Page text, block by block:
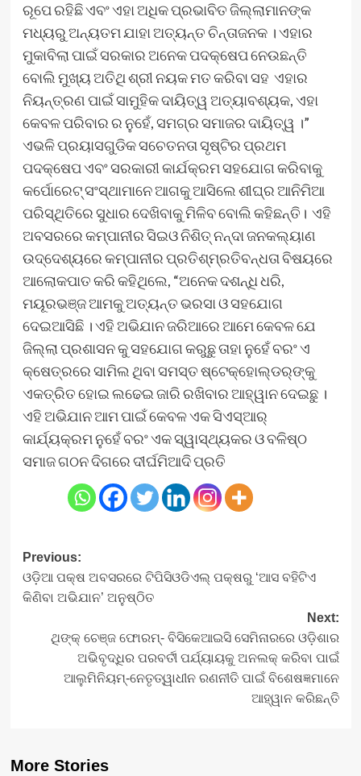
ରୂପେ ରହିଛି ଏବଂ ଏହା ଅଧିକ ପ୍ରଭାବିତ ଜିଲ୍ଲାମାନଙ୍କ
ମଧ୍ୟରୁ ଅନ୍ୟତମ ଯାହା ଅତ୍ୟନ୍ତ ଚିନ୍ତାଜନକ । ଏହାର
ମୁକାବିଲା ପାଇଁ ସରକାର ଅନେକ ପଦକ୍ଷେପ ନେଉଛନ୍ତି
ବୋଲି ମୁଖ୍ୟ ଅତିଥି ଶ୍ରୀ ନୟକ ମତ କରିବା ସହ ଏହାର
ନିୟନ୍ତ୍ରଣ ପାଇଁ ସାମୁହିକ ଦାୟିତ୍ୱ ଅତ୍ୟାବଶ୍ୟକ, ଏହା
କେବଳ ପରିବାର ର ନୁହେଁ, ସମଗ୍ର ସମାଜର ଦାୟିତ୍ୱ ।”
ଏଭଳି ପ୍ରୟାସଗୁଡିକ ସଚେତନତା ସୃଷ୍ଟିର ପ୍ରଥମ
ପଦକ୍ଷେପ ଏବଂ ସରକାରୀ କାର୍ଯକ୍ରମ ସହଯୋଗ କରିବାକୁ
କର୍ପୋରେଟ୍ ସଂସ୍ଥାମାନେ ଆଗକୁ ଆସିଲେ ଶୀଘ୍ର ଆନିମିଆ
ପରିସ୍ଥିତିରେ ସୁଧାର ଦେଖିବାକୁ ମିଳିବ ବୋଲି କହିଛନ୍ତି। ଏହି
ଅବସରରେ କମ୍ପାନୀର ସିଇଓ ନିଶିତ୍ ନନ୍ଦା ଜନକଲ୍ୟାଣ
ଉଦ୍ଦେଶ୍ୟରେ କମ୍ପାନୀର ପ୍ରତିଶ୍ମ୍ରତିବନ୍ଧତା ବିଷୟରେ
ଆଲୋକପାତ କରି କହିଥିଲେ, “ଅନେକ ଦଶନ୍ଧି ଧରି,
ମୟୂରଭଞ୍ଜ ଆମକୁ ଅତ୍ୟନ୍ତ ଭରସା ଓ ସହଯୋଗ
ଦେଇଆସିଛି । ଏହି ଅଭିଯାନ ଜରିଆରେ ଆମେ କେବଳ ଯେ
ଜିଲ୍ଲା ପ୍ରଶାସନ କୁ ସହଯୋଗ କରୁଛୁ ତାହା ନୁହେଁ ବରଂ ଏ
କ୍ଷେତ୍ରରେ ସାମିଲ ଥିବା ସମସ୍ତ ଷ୍ଟେକ୍‌ହୋଲ୍‌ଡର୍‌ଙ୍କୁ
ଏକତ୍ରିତ ହୋଇ ଲଢେଇ ଜାରି ରଖିବାର ଆହ୍ୱାନ ଦେଇଛୁ ।
ଏହି ଅଭିଯାନ ଆମ ପାଇଁ କେବଳ ଏକ ସିଏସ୍‌ଆର୍
କାର୍ଯ୍ୟକ୍ରମ ନୁହେଁ ବରଂ ଏକ ସ୍ୱାସ୍ଥ୍ୟକର ଓ ବଳିଷ୍ଠ
ସମାଜ ଗଠନ ଦିଗରେ ଦୀର୍ଘମିଆଦି ପ୍ରତି
Post
navigation
Previous:
ଓଡ଼ିଆ ପକ୍ଷ ଅବସରରେ ଟିପିସିଓଡିଏଲ୍ ପକ୍ଷରୁ ‘ଆସ ବହିଟିଏ
କିଣିବା ଅଭିଯାନ’ ଅନୁଷ୍ଠିତ
Next:
ଥିଙ୍କ୍ ଚେଞ୍ଜ ଫୋରମ୍‌- ବିସିକେଆଇସି ସେମିନାରରେ ଓଡ଼ିଶାର
ଅଭିବୃଦ୍ଧିର ପରବର୍ତୀ ପର୍ଯ୍ୟାୟକୁ ଅନଲକ୍ କରିବା ପାଇଁ
ଆଲୁମିନିୟମ୍‌-ନେତୃତ୍ୱାଧୀନ ରଣନୀତି ପାଇଁ ବିଶେଷଜ୍ଞମାନେ
ଆହ୍ୱାନ କରିଛନ୍ତି
More Stories